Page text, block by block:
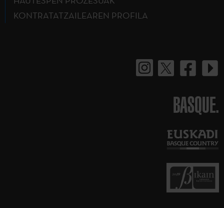
KONTRATATZAILEAREN PROFILA
BASQUE.